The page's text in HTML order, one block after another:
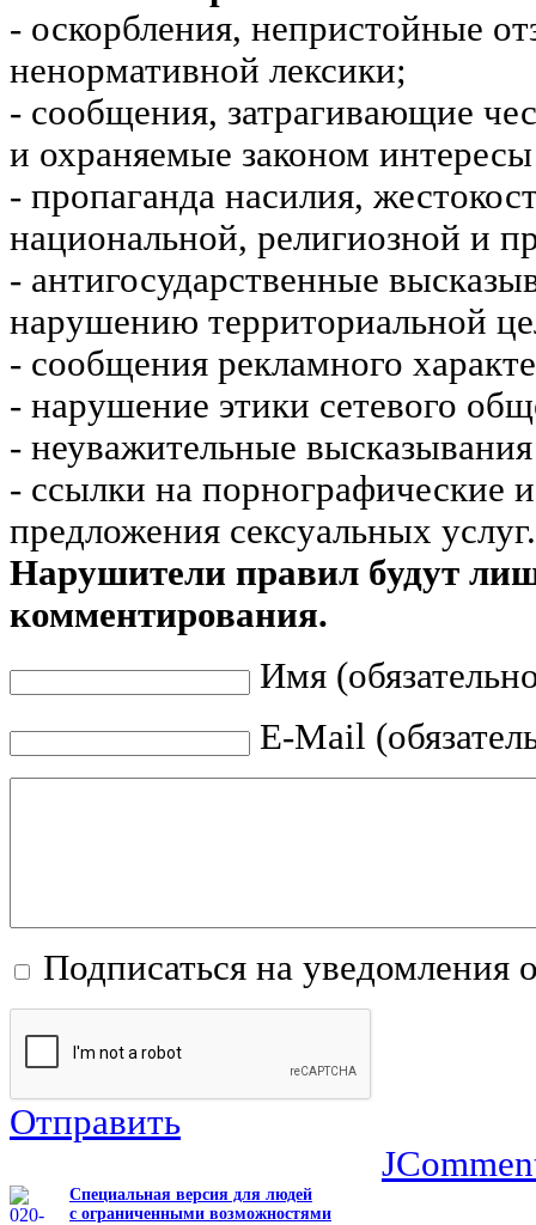
- оскорбления, непристойные
ненормативной лексики;
- сообщения, затрагивающие
и охраняемые законом
- пропаганда насилия,
национальной, религиозной и
- антигосударственные
нарушению территориальной
- сообщения рекламного
- нарушение этики сетевого
- неуважительные
- ссылки на порнографические
предложения сексуальных услуг.
Нарушители правил будут
комментирования.
Имя
E-Mail
Подписаться на уведомления
Отправить
Специальная версия для людей
с ограниченными возможностями